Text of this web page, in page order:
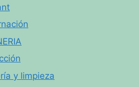
y limpieza